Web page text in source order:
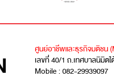
ศูนย์อาชีพและธุรกิจมติชน
เลขที่ 40/1 ถ.เทศบาลนิมิต
Mobile : 082-29939097